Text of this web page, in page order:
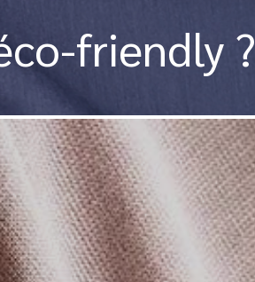
friendly ?